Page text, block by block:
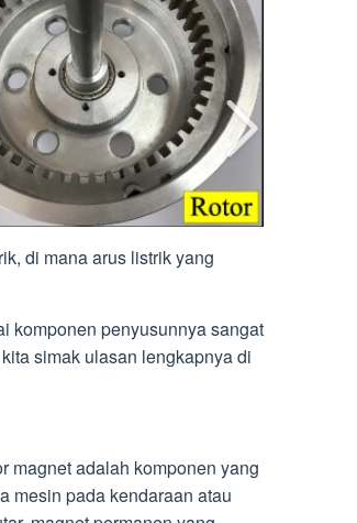
di mana arus listrik yang
komponen penyusunnya sangat
simak ulasan lengkapnya di
magnet adalah komponen yang
mesin pada kendaraan atau